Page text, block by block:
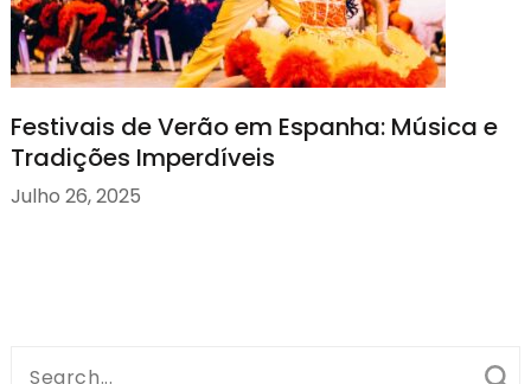
Festivais de Verão em Espanha: Música e
Tradições Imperdíveis
Julho 26, 2025
Search